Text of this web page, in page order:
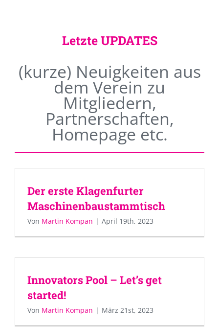
Letzte UPDATES
(kurze) Neuigkeiten aus
dem Verein zu
Mitgliedern,
Partnerschaften,
Homepage etc.
Der erste Klagenfurter
Maschinenbaustammtisch
Von Martin Kompan | April 19th, 2023
Innovators Pool – Let’s get
started!
Von Martin Kompan | März 21st, 2023